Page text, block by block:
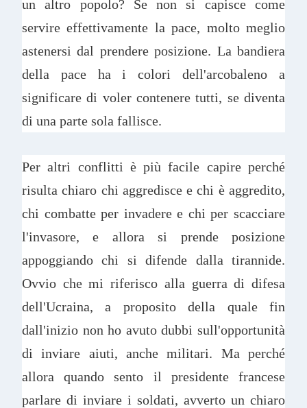
un altro popolo? Se non si capisce come
servire effettivamente la pace, molto meglio
astenersi dal prendere posizione. La bandiera
della pace ha i colori dell'arcobaleno a
significare di voler contenere tutti, se diventa
di una parte sola fallisce.
Per altri conflitti è più facile capire perché
risulta chiaro chi aggredisce e chi è aggredito,
chi combatte per invadere e chi per scacciare
l'invasore, e allora si prende posizione
appoggiando chi si difende dalla tirannide.
Ovvio che mi riferisco alla guerra di difesa
dell'Ucraina, a proposito della quale fin
dall'inizio non ho avuto dubbi sull'opportunità
di inviare aiuti, anche militari. Ma perché
allora quando sento il presidente francese
parlare di inviare i soldati, avverto un chiaro